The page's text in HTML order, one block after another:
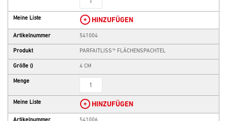
Meine Liste HINZUFÜGEN
Artikelnummer 541004
Produkt PARFAITLISS'® FLÄCHENSPACHTEL
Größe () 4 CM
Menge
Meine Liste HINZUFÜGEN
Artikelnummer 541006